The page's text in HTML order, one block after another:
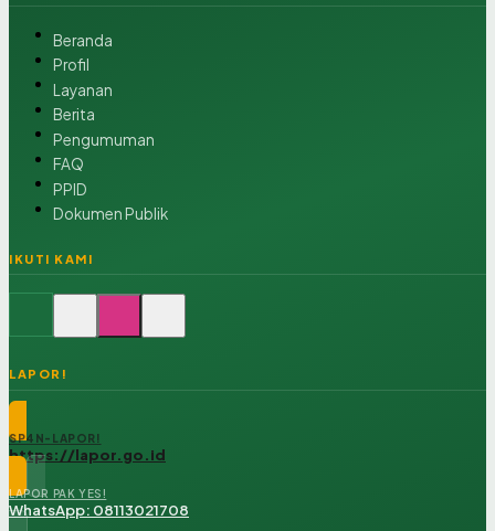
Beranda
Profil
Layanan
Berita
Pengumuman
FAQ
PPID
Dokumen Publik
IKUTI KAMI
LAPOR!
SP4N-LAPOR!
https://lapor.go.id
LAPOR PAK YES!
WhatsApp: 08113021708